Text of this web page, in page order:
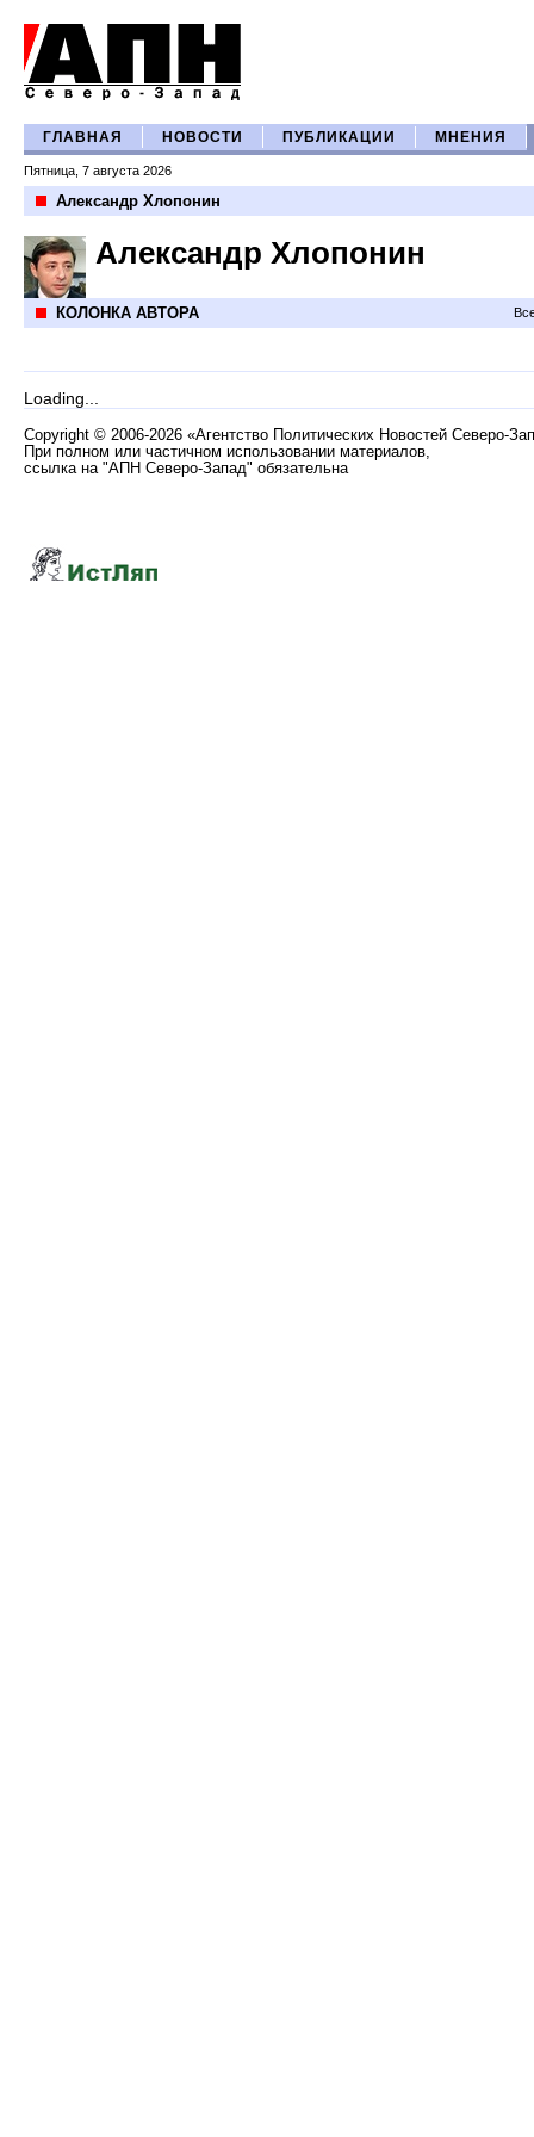
ГЛАВНАЯ НОВОСТИ ПУБЛИКАЦИИ МНЕНИЯ
Пятница, 7 августа 2026
Александр Хлопонин
Александр Хлопонин
КОЛОНКА АВТОРА
Loading...
Copyright © 2006-2026 «Агентство Политических Новостей Северо-
При полном или частичном использовании материалов,
ссылка на "АПН Северо-Запад" обязательна